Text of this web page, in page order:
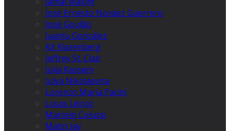
José Ernesto Nováez Guerrero
José Goulão
Juanlu González
Kit Klarenberg
Jeffrey St. Clair
Julia Kassem
Julya Nikolaevna
Lorenzo Maria Pacini
Lucas Leiroz
Marcelo Colussi
Matin Jay